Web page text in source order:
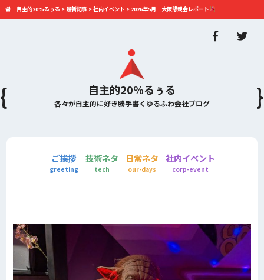
自主的20%るぅる
各々が自主的に好き勝手書くゆるふわ会社ブログ
自主的20%るぅる > 最新記事 >社内イベント > 2026年5月 大阪懇親会レポート
ご挨拶
greeting
技術ネタ
tech
日常ネタ
our-days
社内イベント
corp-event